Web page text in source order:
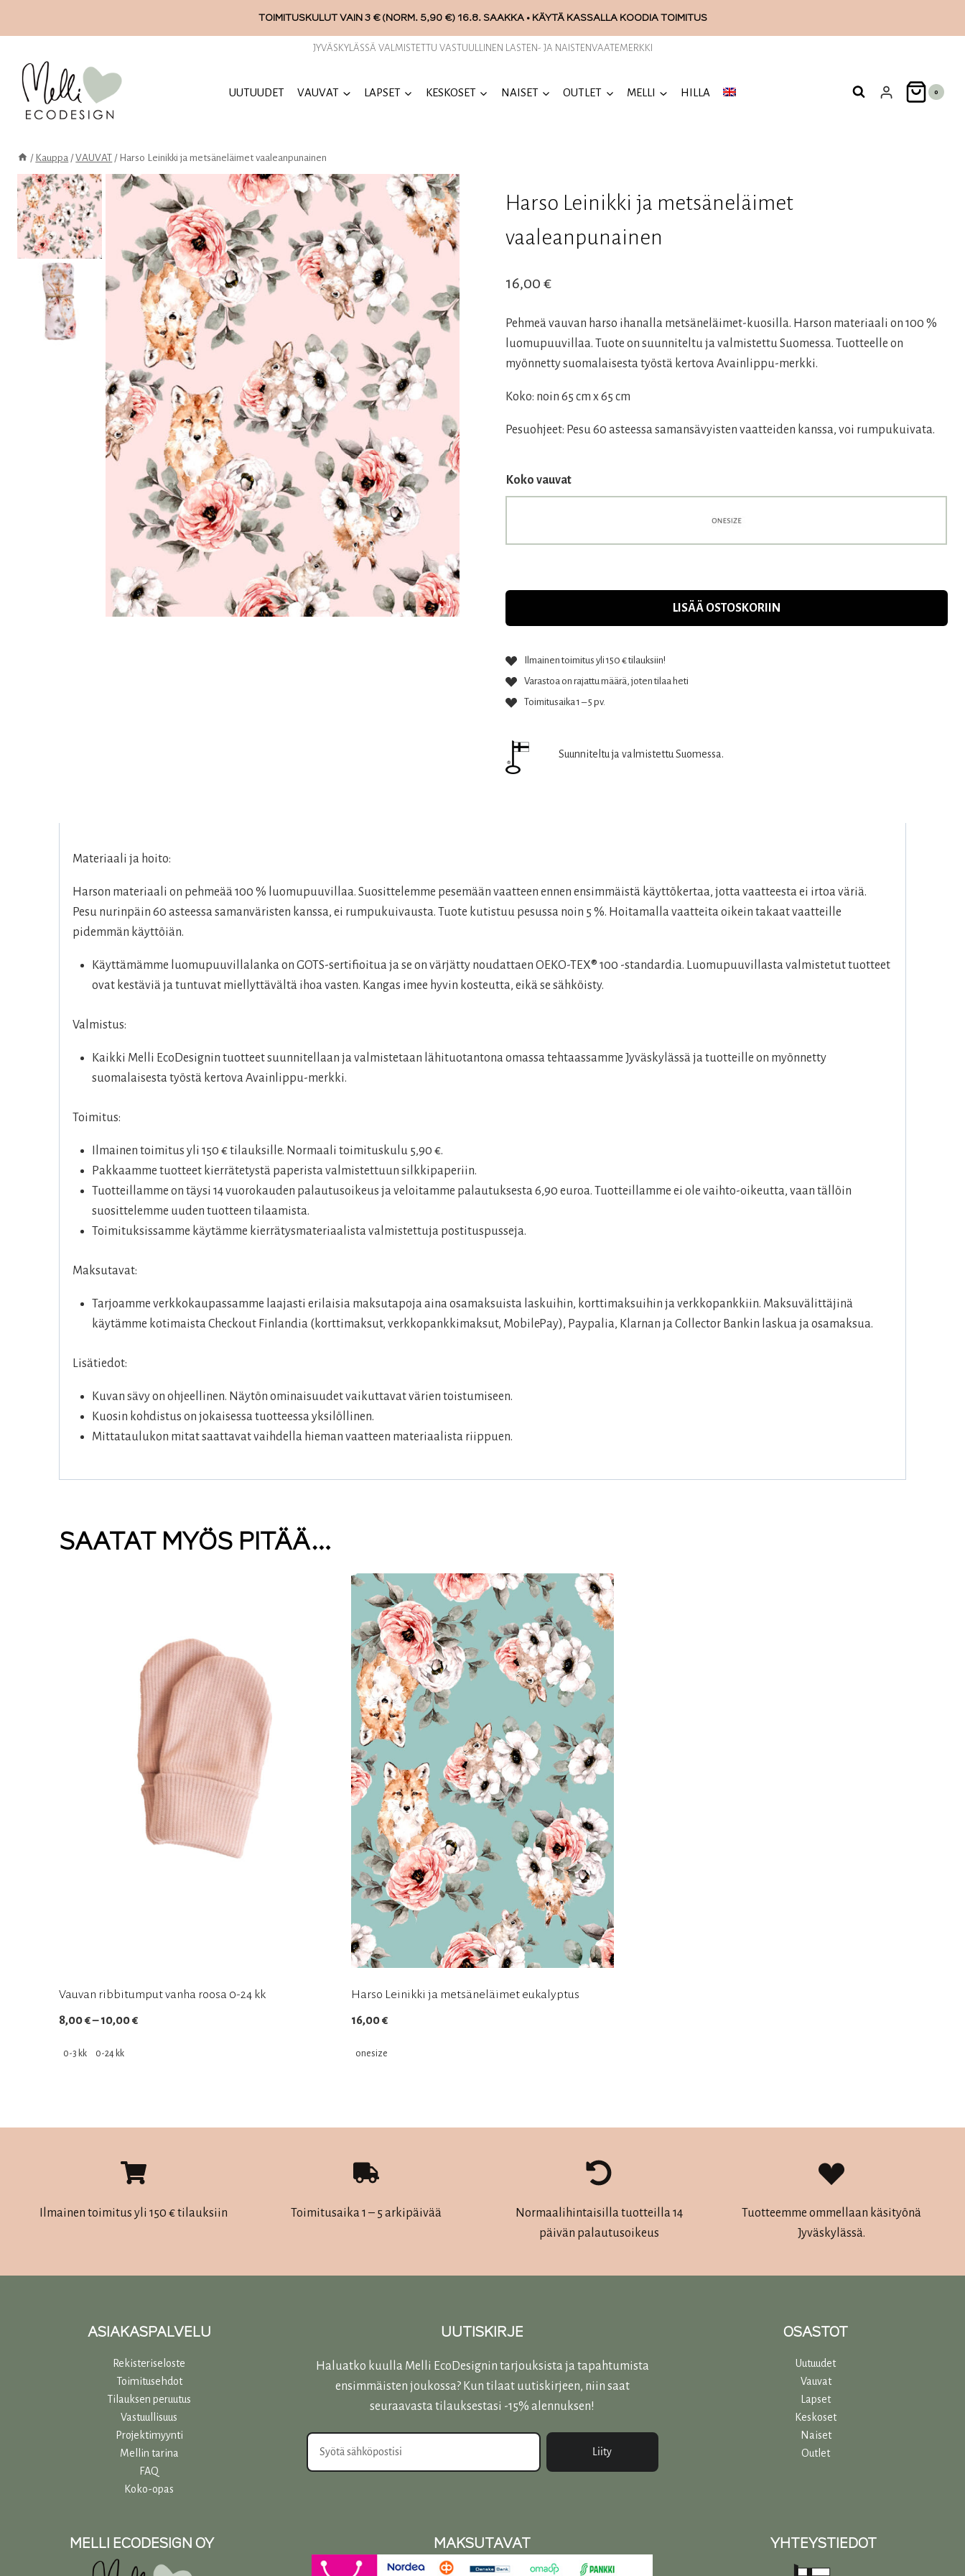
TOIMITUSKULUT VAIN 3 € (NORM. 5,90 €) 16.8. SAAKKA • KÄYTÄ KASSALLA KOODIATOIMITUS
JYVÄSKYLÄSSÄ VALMISTETTU VASTUULLINEN LASTEN- JA NAISTENVAATEMERKKI
UUTUUDET VAUVAT LAPSET KESKOSET NAISET OUTLET MELLI HILLA 0
/ Kauppa / VAUVAT / Harso Leinikki ja metsäneläimet vaaleanpunainen
Harso Leinikki ja metsäneläimet
vaaleanpunainen
16,00 €
Pehmeä vauvan harso ihanalla metsäneläimet-kuosilla. Harson materiaali on 100 %
luomupuuvillaa. Tuote on suunniteltu ja valmistettu Suomessa. Tuotteelle on
myönnetty suomalaisesta työstä kertova Avainlippu-merkki.
Koko: noin 65 cm x 65 cm
Pesuohjeet: Pesu 60 asteessa samansävyisten vaatteiden kanssa, voi rumpukuivata.
Koko vauvat
LISÄÄ OSTOSKORIIN
Ilmainen toimitus yli 150 € tilauksiin!
Varastoa on rajattu määrä, joten tilaa heti
Toimitusaika 1 – 5 pv.
Suunniteltu ja valmistettu Suomessa.
Materiaali ja hoito:
Harson materiaali on pehmeää 100 % luomupuuvillaa. Suosittelemme pesemään vaatteen ennen ensimmäistä käyttökertaa, jotta vaatteesta ei irtoa väriä.
Pesu nurinpäin 60 asteessa samanväristen kanssa, ei rumpukuivausta. Tuote kutistuu pesussa noin 5 %. Hoitamalla vaatteita oikein takaat vaatteille
pidemmän käyttöiän.
Käyttämämme luomupuuvillalanka on GOTS-sertifioitua ja se on värjätty noudattaen OEKO-TEX® 100 -standardia. Luomupuuvillasta valmistetut tuotteet
ovat kestäviä ja tuntuvat miellyttävältä ihoa vasten. Kangas imee hyvin kosteutta, eikä se sähköisty.
Valmistus:
Kaikki Melli EcoDesignin tuotteet suunnitellaan ja valmistetaan lähituotantona omassa tehtaassamme Jyväskylässä ja tuotteille on myönnetty
suomalaisesta työstä kertova Avainlippu-merkki.
Toimitus:
Ilmainen toimitus yli 150 € tilauksille. Normaali toimituskulu 5,90 €.
Pakkaamme tuotteet kierrätetystä paperista valmistettuun silkkipaperiin.
Tuotteillamme on täysi 14 vuorokauden palautusoikeus ja veloitamme palautuksesta 6,90 euroa. Tuotteillamme ei ole vaihto-oikeutta, vaan tällöin
suosittelemme uuden tuotteen tilaamista.
Toimituksissamme käytämme kierrätysmateriaalista valmistettuja postituspusseja.
Maksutavat:
Tarjoamme verkkokaupassamme laajasti erilaisia maksutapoja aina osamaksuista laskuihin, korttimaksuihin ja verkkopankkiin. Maksuvälittäjinä
käytämme kotimaista Checkout Finlandia (korttimaksut, verkkopankkimaksut, MobilePay), Paypalia, Klarnan ja Collector Bankin laskua ja osamaksua.
Lisätiedot:
Kuvan sävy on ohjeellinen. Näytön ominaisuudet vaikuttavat värien toistumiseen.
Kuosin kohdistus on jokaisessa tuotteessa yksilöllinen.
Mittataulukon mitat saattavat vaihdella hieman vaatteen materiaalista riippuen.
SAATAT MYÖS PITÄÄ…
Vauvan ribbitumput vanha roosa 0-24 kk
8,00€– 10,00€Hintaluokka:
0-3 kk 0-24 kk
muunnelma.
valinnat
Harso Leinikki ja metsäneläimet eukalyptus
16,00€
onesize
muunnelma.
Voit
valinnat
Ilmainen toimitus yli 150 € tilauksiin Toimitusaika 1 – 5 arkipäivää
Normaalihintaisilla tuotteilla 14
päivän palautusoikeus
Tuotteemme ommellaan käsityönä
Jyväskylässä.
ASIAKASPALVELU
Rekisteriseloste
Toimitusehdot
Tilauksen peruutus
Vastuullisuus
Projektimyynti
Mellin tarina
FAQ
Koko-opas
UUTISKIRJE
Haluatko kuulla Melli EcoDesignin tarjouksista ja tapahtumista
ensimmäisten joukossa? Kun tilaat uutiskirjeen, niin saat
seuraavasta tilauksestasi -15% alennuksen!
Liity
OSASTOT
Uutuudet
Vauvat
Lapset
Keskoset
Naiset
Outlet
MELLI ECODESIGN OY MAKSUTAVAT YHTEYSTIEDOT